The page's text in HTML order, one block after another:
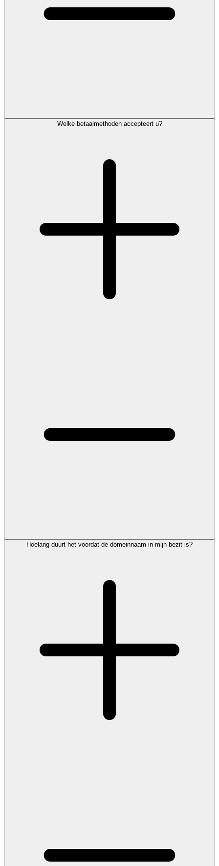
Welke betaalmethoden accepteert u?
Hoelang duurt het voordat de domeinnaam in mijn bezit is?